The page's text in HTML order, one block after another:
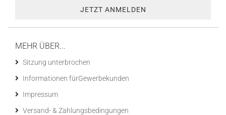
MEHR ÜBER...
Sitzung unterbrochen
Informationen fürGewerbekunden
Impressum
Versand- & Zahlungsbedingungen